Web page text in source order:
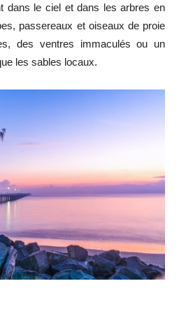
dans le ciel et dans les arbres en
passereaux et oiseaux de proie
des ventres immaculés ou un
les sables locaux.